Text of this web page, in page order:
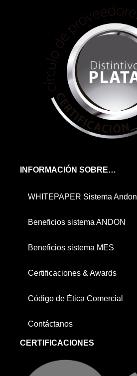
INFORMACIÓN SOBRE…
WHITEPAPER Sistema Andon
Beneficios sistema ANDON
Beneficios sistema MES
Certificaciones & Awards
Código de Ética Comercial
Contáctanos
CERTIFICACIONES